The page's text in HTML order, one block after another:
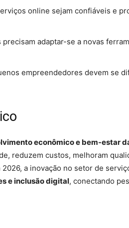
online sejam confiáveis e
precisam adaptar-se a novas
empreendedores devem se
econômico e bem-estar
reduzem custos, melhoram
a inovação no setor de
e inclusão digital, conectando